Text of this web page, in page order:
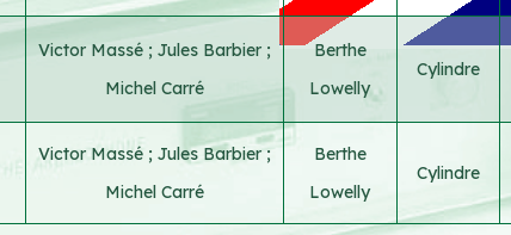
Victor Massé ; Jules Barbier ;
Michel Carré
Berthe
Lowelly
Cylindre
Victor Massé ; Jules Barbier ;
Michel Carré
Berthe
Lowelly
Cylindre